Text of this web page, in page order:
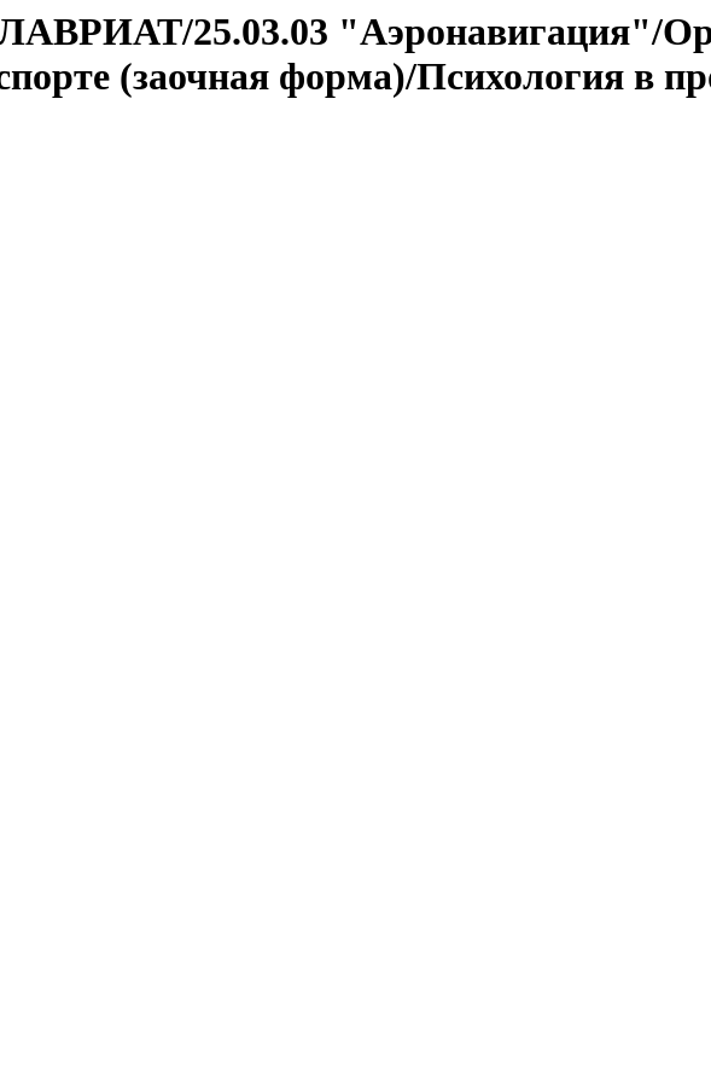
25.03.03 "Аэронавигация"/
(заочная форма)/Психология в